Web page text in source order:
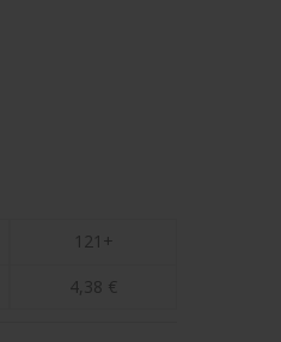
121+
4,38 €